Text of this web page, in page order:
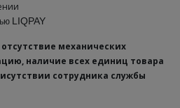
LIQPAY
механических
наличие всех единиц товара
сотрудника службы